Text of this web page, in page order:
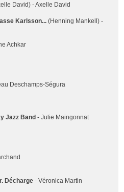
David) - Axelle David
Karlsson... (Henning Mankell) -
Achkar
Deschamps-Ségura
Jazz Band - Julie Maingonnat
Décharge - Véronica Martin